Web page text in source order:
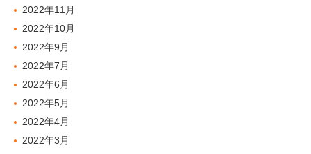
2022年11月
2022年10月
2022年9月
2022年7月
2022年6月
2022年5月
2022年4月
2022年3月